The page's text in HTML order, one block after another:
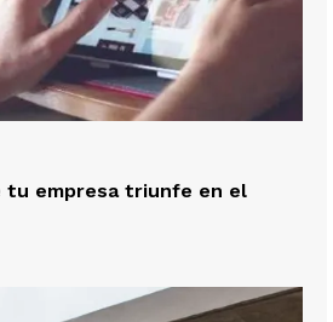
tu empresa triunfe en el